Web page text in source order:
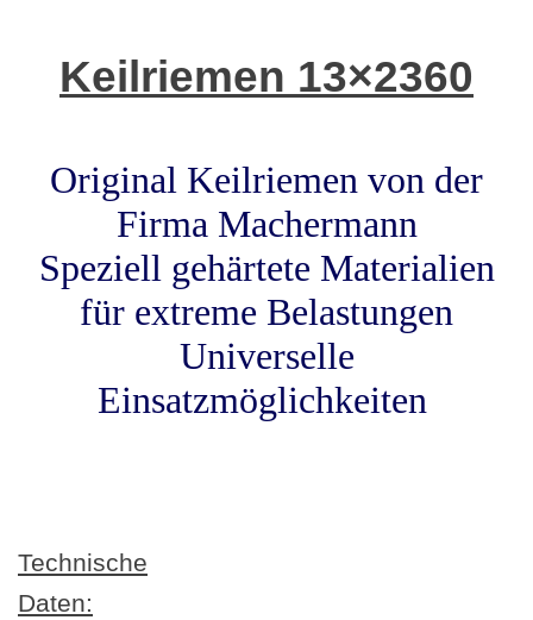
Keilriemen 13×2360
Original Keilriemen von der
Firma Machermann
Speziell gehärtete Materialien
für extreme Belastungen
Universelle
Einsatzmöglichkeiten
Technische
Daten: